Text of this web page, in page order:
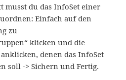
musst du das InfoSet einer
Einfach auf den
zu
klicken und die
denen das InfoSet
soll -> Sichern und Fertig.